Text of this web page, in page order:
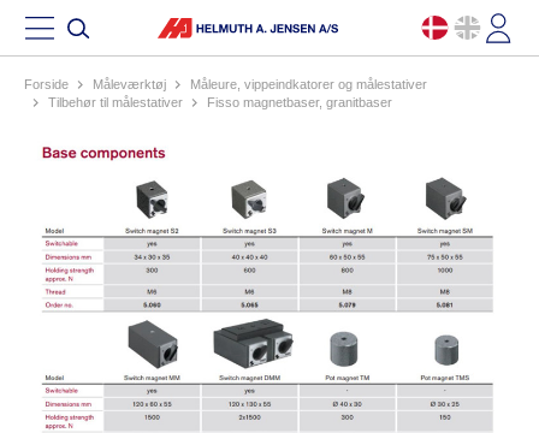
Forside måleværktøj
måleure, vippeindkatorer og målestativer
tilbehør til målestativer
fisso magnetbaser, granitbaser